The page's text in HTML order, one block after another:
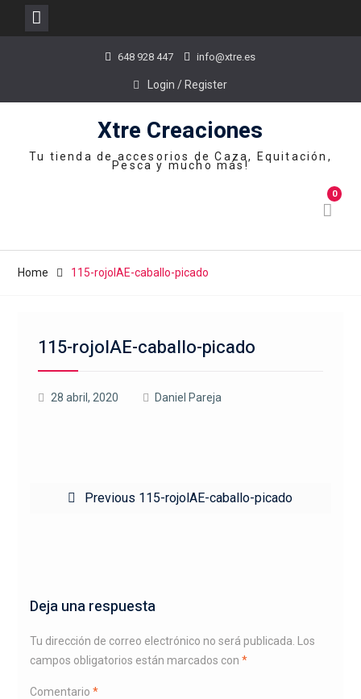
648 928 447 info@xtre.es
Login / Register
Xtre Creaciones
Tu tienda de accesorios de Caza, Equitación,
Pesca y mucho más!
0
Home 115-rojolAE-caballo-picado
115-rojolAE-caballo-picado
28 abril, 2020 Daniel Pareja
Previous Previous
115-rojolAE-caballo-picado
Deja una respuesta
Tu dirección de correo electrónico no será publicada.
Los
campos obligatorios están marcados con *
Comentario *